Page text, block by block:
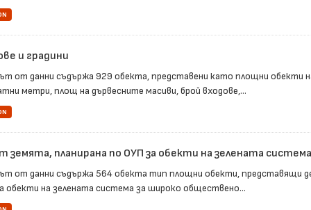
и градини
от данни съдържа 929 обекта, представени като площни обекти
метри, площ на дървесните масиви, брой входове,...
земята, планирана по ОУП за обекти на зелената
от данни съдържа 564 обекта тип площни обекти, представящи
обекти на зелената система за широко обществено...